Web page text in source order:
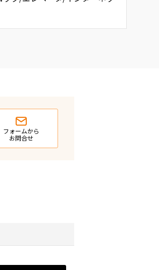
フォームから
お問合せ